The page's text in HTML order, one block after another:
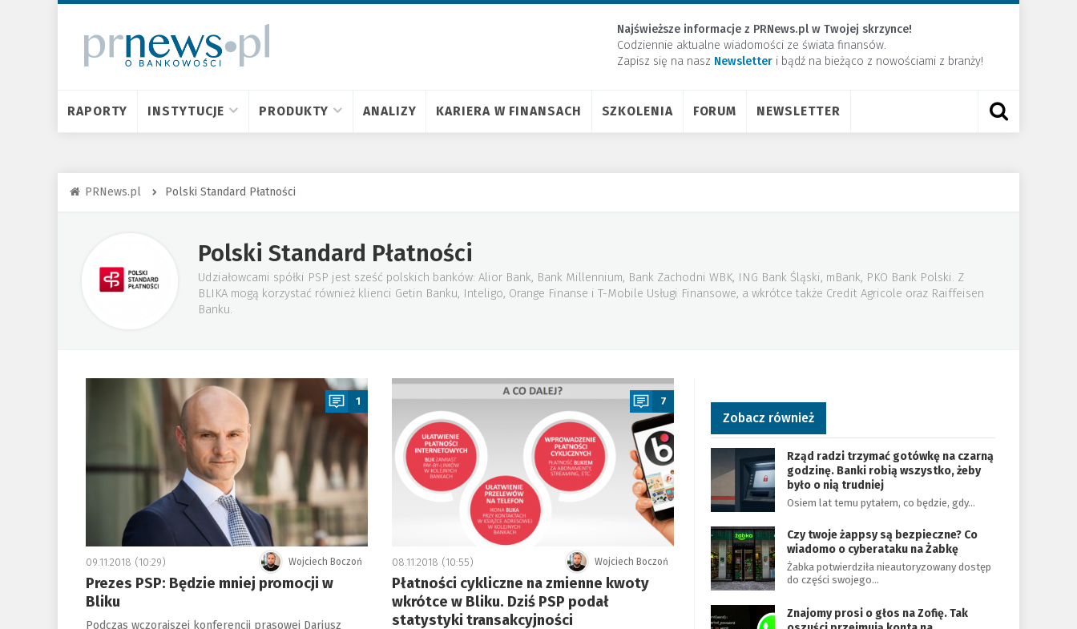
Najświeższe informacje z PRNews.pl w Twojej skrzynce!
Codziennie aktualne wiadomości ze świata finansów.
Zapisz się na nasz Newsletter ​i bądź na bieżąco z nowościami z branży!
RAPORTY INSTYTUCJE PRODUKTY ANALIZY KARIERA W FINANSACH SZKOLENIA FORUM NEWSLETTER
PRNews.pl Polski Standard Płatności
Polski Standard Płatności
Udziałowcami spółki PSP jest sześć polskich banków: Alior Bank, Bank Millennium, Bank Zachodni WBK, ING Bank Śląski, mBank, PKO Bank Polski. Z
BLIKA mogą korzystać również klienci Getin Banku, Inteligo, Orange Finanse i T-Mobile Usługi Finansowe, a wkrótce także Credit Agricole oraz Raiffeisen
Banku.
a
1
Wojciech Boczoń
09.11.2018 (10:29)
Prezes PSP: Będzie mniej promocji w
Bliku
Podczas wczorajszej konferencji prasowej Dariusz
a
7
Wojciech Boczoń
08.11.2018 (10:55)
Płatności cykliczne na zmienne kwoty
wkrótce w Bliku. Dziś PSP podał
statystyki transakcyjności
Zobacz również
Rząd radzi trzymać gotówkę na czarną
godzinę. Banki robią wszystko, żeby
było o nią trudniej
Osiem lat temu pytałem, co będzie, gdy…
Czy twoje żappsy są bezpieczne? Co
wiadomo o cyberataku na Żabkę
Żabka potwierdziła nieautoryzowany dostęp
do części swojego…
Znajomy prosi o głos na Zofię. Tak